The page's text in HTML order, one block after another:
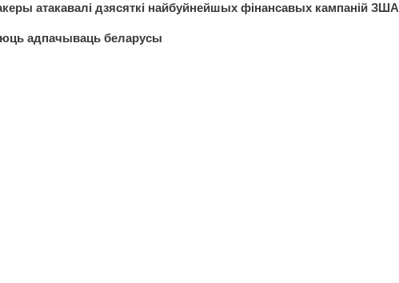
атакавалі дзясяткі найбуйнейшых фінансавых кампаній ЗША
адпачываць беларусы